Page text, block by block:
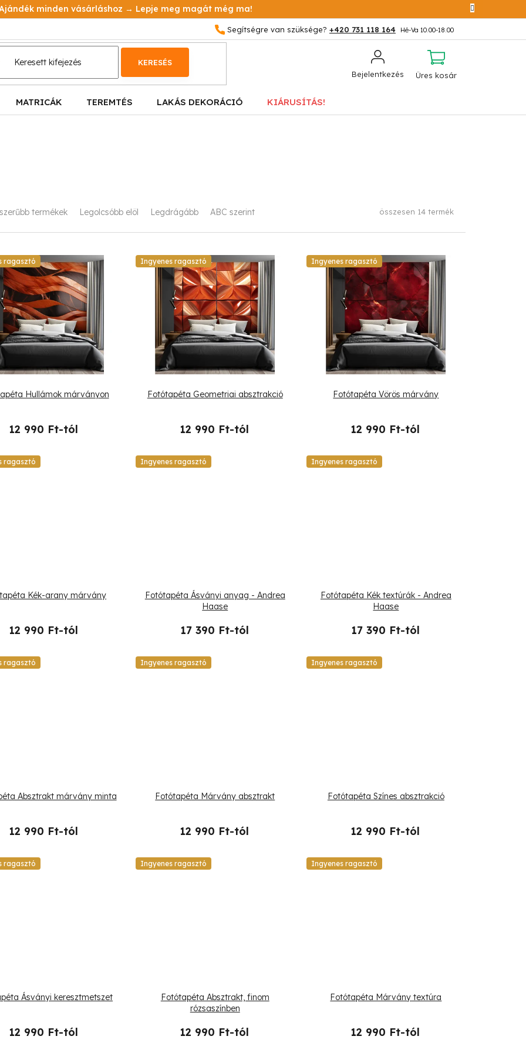
minden vásárláshoz → Lepje meg magát még ma!
+420 731 118 164
Bejelentkezés
KERESÉS
KOSÁR
Üres kosár
MATRICÁK TEREMTÉS LAKÁS DEKORÁCIÓ KIÁRUSÍTÁS!
termékek Legolcsóbb elöl Legdrágább ABC szerint összesen 14 termék
ragasztó
Hullámok márványon
12 990 Ft-tól
Ingyenes ragasztó
Fotótapéta Geometriai absztrakció
12 990 Ft-tól
Ingyenes ragasztó
Fotótapéta Vörös márvány
12 990 Ft-tól
ragasztó
Kék-arany márvány
12 990 Ft-tól
Ingyenes ragasztó
Fotótapéta Ásványi anyag - Andrea
Haase
17 390 Ft-tól
Ingyenes ragasztó
Fotótapéta Kék textúrák - Andrea
Haase
17 390 Ft-tól
ragasztó
Absztrakt márvány minta
12 990 Ft-tól
Ingyenes ragasztó
Fotótapéta Márvány absztrakt
12 990 Ft-tól
Ingyenes ragasztó
Fotótapéta Színes absztrakció
12 990 Ft-tól
ragasztó
Ásványi keresztmetszet
12 990 Ft-tól
Ingyenes ragasztó
Fotótapéta Absztrakt, finom
rózsaszínben
12 990 Ft-tól
Ingyenes ragasztó
Fotótapéta Márvány textúra
12 990 Ft-tól